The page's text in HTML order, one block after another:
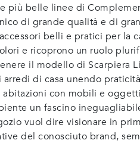
più belle linee di
di grande qualità e di
belli e pratici per la
e ricoprono un ruolo
il modello di Scarpiera
di casa unendo
con mobili e
un fascino
vuol dire visionare in
del conosciuto brand,